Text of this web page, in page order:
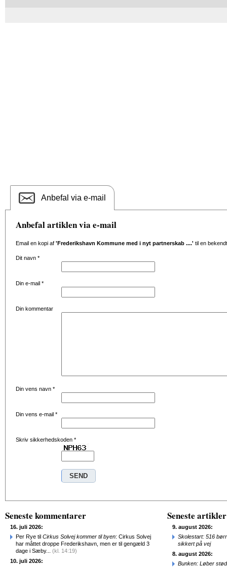
Anbefal via e-mail
Anbefal artiklen via e-mail
Email en kopi af 'Frederikshavn Kommune med i nyt partnerskab ....' til en bekendt
Dit navn *
Din e-mail *
Din kommentar
Din vens navn *
Din vens e-mail *
Skriv sikkerhedskoden *
Seneste kommentarer
16. juli 2026:
Per Rye til Cirkus Solvej kommer til byen: Cirkus Solvej
har måttet droppe Frederikshavn, men er til gengæld 3
dage i Sæby... (kl. 14:19)
10. juli 2026:
Seneste artikler
9. august 2026:
Skolestart: 516
sikkert på vej
8. august 2026:
Bunken: Løber